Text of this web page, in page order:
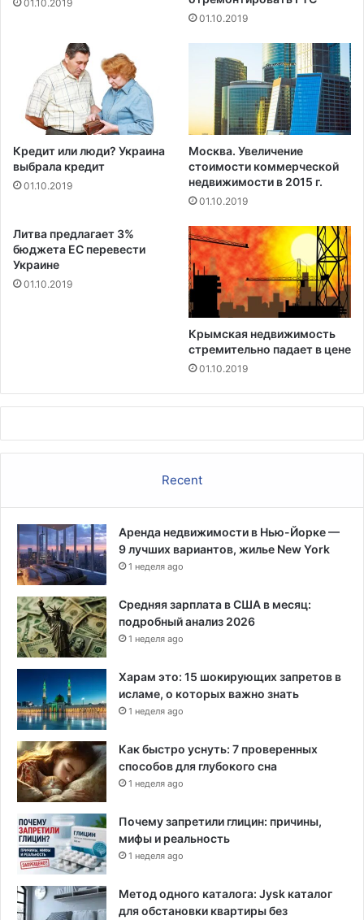
т
т
и
п
ц
е
н
т
п
р
е
и
т
01.10.2019
01.10.2019
Кредит или люди? Украина
выбрала кредит
01.10.2019
Москва. Увеличение
стоимости коммерческой
недвижимости в 2015 г.
01.10.2019
Литва предлагает 3%
бюджета ЕС перевести
Украине
01.10.2019
Крымская недвижимость
стремительно падает в цене
01.10.2019
Recent
Аренда недвижимости в Нью-Йорке —
9 лучших вариантов, жилье New York
1 неделя ago
Средняя зарплата в США в месяц:
подробный анализ 2026
1 неделя ago
Харам это: 15 шокирующих запретов в
исламе, о которых важно знать
1 неделя ago
Как быстро уснуть: 7 проверенных
способов для глубокого сна
1 неделя ago
Почему запретили глицин: причины,
мифы и реальность
1 неделя ago
Метод одного каталога: Jysk каталог
для обстановки квартиры без